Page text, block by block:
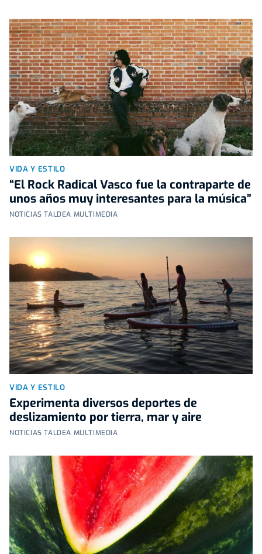
VIDA Y ESTILO
“El Rock Radical Vasco fue la contraparte de
unos años muy interesantes para la música”
NOTICIAS TALDEA MULTIMEDIA
VIDA Y ESTILO
Experimenta diversos deportes de
deslizamiento por tierra, mar y aire
NOTICIAS TALDEA MULTIMEDIA